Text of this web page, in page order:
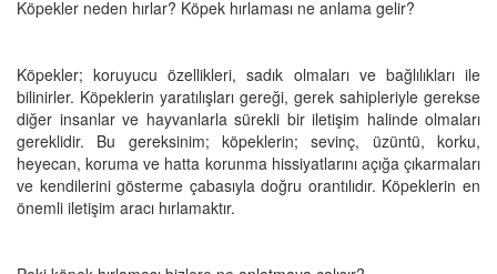
Köpekler neden hırlar? Köpek hırlaması ne anlama gelir?
Köpekler; koruyucu özellikleri, sadık olmaları ve bağlılıkları ile
bilinirler. Köpeklerin yaratılışları gereği, gerek sahipleriyle gerekse
diğer insanlar ve hayvanlarla sürekli bir iletişim halinde olmaları
gereklidir. Bu gereksinim; köpeklerin; sevinç, üzüntü, korku,
heyecan, koruma ve hatta korunma hissiyatlarını açığa çıkarmaları
ve kendilerini gösterme çabasıyla doğru orantılıdır. Köpeklerin en
önemli iletişim aracı hırlamaktır.